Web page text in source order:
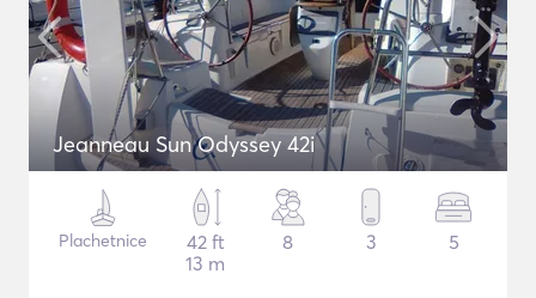
Jeanneau Sun Odyssey 42i
Plachetnice
42 ft
13 m
8 3 5